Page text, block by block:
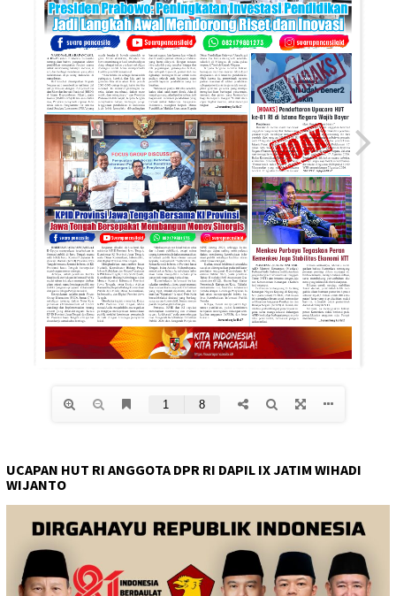
UCAPAN HUT RI ANGGOTA DPR RI DAPIL IX JATIM WIHADI
WIJANTO